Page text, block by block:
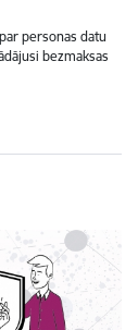
personas datu
bezmaksas